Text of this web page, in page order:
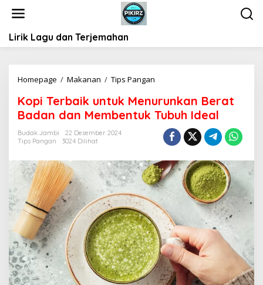
Lirik Lagu dan Terjemahan
Homepage / Makanan / Tips Pangan
p
i
b
a
i
u
n
t
u
k
M
e
Kopi Terbaik untuk Menurunkan Berat
Badan dan Membentuk Tubuh Ideal
Budak Jambi
22 Desember 2024
Tips Pangan
3024 Dilihat